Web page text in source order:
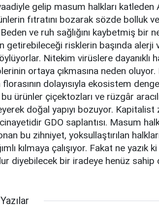
gelip masum halkları katleden
fıtratını bozarak sözde bolluk
ve ruh sağlığını kaybetmiş bir
getirebileceği risklerin başında alerji
Nitekim virüslere dayanıklı
ortaya çıkmasına neden
dolayısıyla ekosistem
ürünler çiçektozları ve rüzgâr
doğal yapıyı bozuyor. Kapitalist
GDO saplantısı. Masum
bu zihniyet, yoksullaştırılan
kılmaya çalışıyor. Fakat ne yazık
diyebilecek bir iradeye henüz sahip